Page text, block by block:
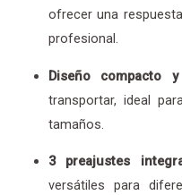
ofrecer una
profesional.
Diseño compacto
transportar, ideal
tamaños.
3 preajustes
versátiles para